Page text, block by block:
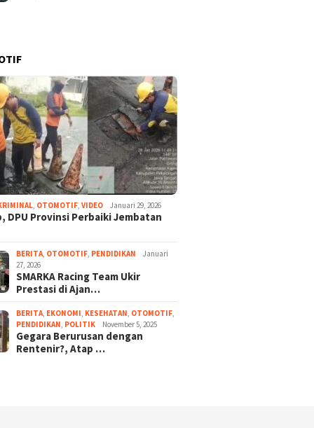
OTOMOTIF ,VIDEO Januari 29, 2026
DPU Provinsi Perbaiki Jembatan
BERITA OTOMOTIF PENDIDIKAN
Januari
27, 2026
SMARKA Racing Team Ukir
Prestasi di Ajan…
BERITA EKONOMI KESEHATAN OTOMOTIF
PENDIDIKAN POLITIK November 5, 2025
Gegara Berurusan dengan
Rentenir?, Atap …